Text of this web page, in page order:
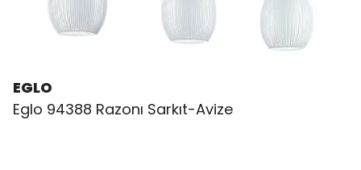
EGLO
Eglo 94388 Razonı Sarkıt-Avize